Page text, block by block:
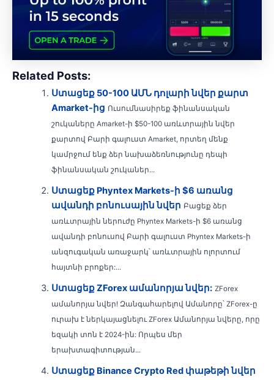
Related Posts:
Ստացեք 50-100 ԱՄՆ դոլարի նվեր քարտ
Amarket-ից Ուսումնասիրեք ֆինանսական
շուկաները Amarket-ի $50-100 առևտրային նվեր
քարտով Բարի գալուստ Amarket, որտեղ մենք
կամրջում ենք ձեր նախաձեռնությունը դեպի
ֆինանսական շուկաներ...
Ստացեք Phyntex Markets-ի $6 առանց
ավանդի բոնուսային նվեր Բացեք ձեր
առևտրային ներուժը Phyntex Markets-ի $6 առանց
ավանդի բոնուսով Բարի գալուստ Phyntex Markets-ի
անզուգական առաջարկ՝ առևտրային ոլորտում
հայտնի բրոքեր:...
Ստացեք ZForex ամանորյա նվեր: ZForex
ամանորյա նվեր! Զանգահարելով Ամանորը՝ ZForex-ը
ուրախ է ներկայացնելու ZForex Ամանորյա նվերը, որը
եզակի տոն է 2024-ին: Որպես մեր
երախտագիտության...
Ստացեք Binance Crypto Red փաթեթի նվեր